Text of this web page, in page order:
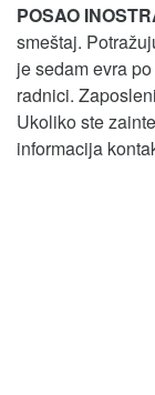
POSAO
smeštaj.
je sedam evra
radnici.
Ukoliko ste
informacija